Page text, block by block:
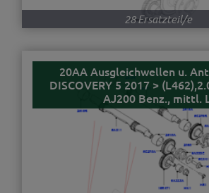
28 Ersatzteil/e
20AA Ausgleichwellen u.
DISCOVERY 5 2017 >
AJ200 Benz., mittl.